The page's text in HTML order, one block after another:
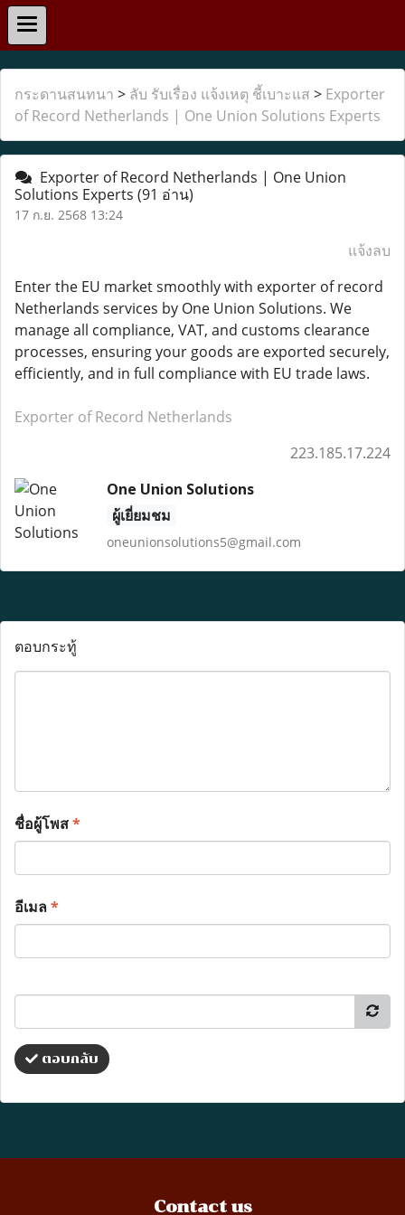
กระดานสนทนา > ลับ รับเรื่อง แจ้งเหตุ ชี้เบาะแส > Exporter
of Record Netherlands | One Union Solutions Experts
Exporter of Record Netherlands | One Union
Solutions Experts (91 อ่าน)
17 ก.ย. 2568 13:24
แจ้งลบ
Enter the EU market smoothly with exporter of record
Netherlands services by One Union Solutions. We
manage all compliance, VAT, and customs clearance
processes, ensuring your goods are exported securely,
efficiently, and in full compliance with EU trade laws.
Exporter of Record Netherlands
223.185.17.224
One Union Solutions
ผู้เยี่ยมชม
oneunionsolutions5@gmail.com
ตอบกระทู้
ชื่อผู้โพส*
อีเมล*
ตอบกลับ
Contact us